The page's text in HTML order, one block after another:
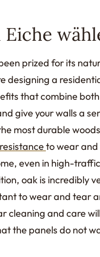
prized for its
designing a
that combine
give your walls a
most durable
resistance to wear
even in high-
oak is incredibly
to wear and tear
cleaning and care
the panels do not